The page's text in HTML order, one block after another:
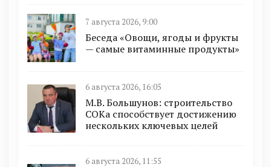
7 августа 2026, 9:00
Беседа «Овощи, ягоды и фрукты
— самые витаминные продукты»
6 августа 2026, 16:05
М.В. Большунов: строительство
СОКа способствует достижению
нескольких ключевых целей
6 августа 2026, 11:55